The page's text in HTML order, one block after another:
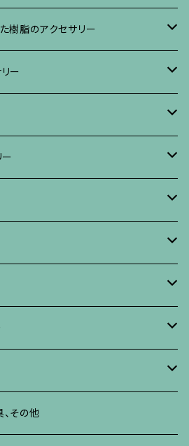
他
他
樹脂のアクセサリー
ー
ー
セサリー
他
その他